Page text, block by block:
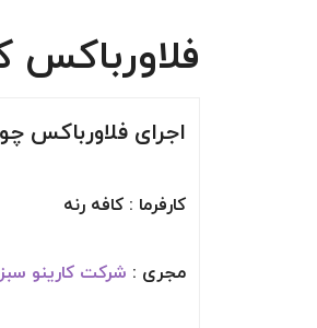
فلاورباکس
اجرای فلاورباکس
کارفرما : کافه رنه
مجری : شرکت کارینو